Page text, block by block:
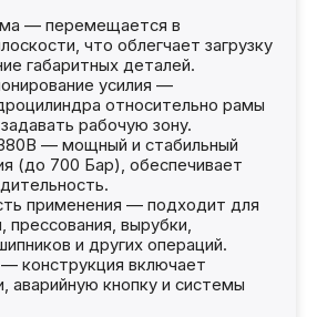
— перемещается в
что облегчает загрузку
габаритных деталей.
усилия —
относительно рамы
рабочую зону.
— мощный и стабильный
(до 700 Бар), обеспечивает
применения — подходит для
прессования, вырубки,
и других операций.
конструкция включает
аварийную кнопку и системы